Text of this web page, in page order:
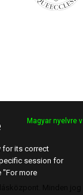
Minden jog
Magyar nyelvre
for its correct
session for
"For more